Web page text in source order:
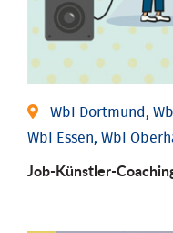
WbI Dortmund,
WbI Essen, WbI
Job-Künstler-